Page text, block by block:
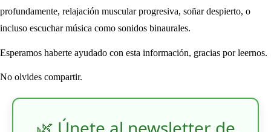
profundamente, relajación muscular progresiva, soñar despierto, o
incluso escuchar música como sonidos binaurales.
Esperamos haberte ayudado con esta información, gracias por leernos.
No olvides compartir.